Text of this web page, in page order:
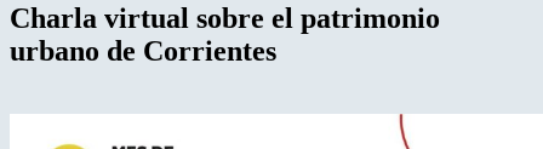
Charla virtual sobre el patrimonio
urbano de Corrientes